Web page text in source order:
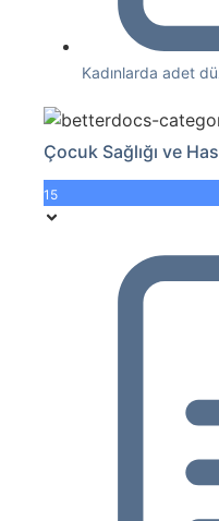
Kadınlarda adet
Çocuk Sağlığı ve
15